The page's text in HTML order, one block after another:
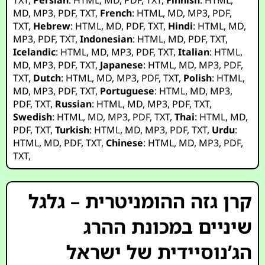
MD, MP3, PDF,TXT, French: HTML, MD, MP3, PDF,
TXT, Hebrew: HTML, MD, PDF,TXT, Hindi: HTML, MD,
MP3, PDF,TXT,Indonesian: HTML, MD, PDF,TXT,
Icelandic: HTML, MD, MP3, PDF,TXT,Italian: HTML,
MD, MP3, PDF,TXT, Japanese: HTML, MD, MP3, PDF,
TXT, Dutch: HTML, MD, MP3, PDF,TXT, Polish: HTML,
MD, MP3, PDF,TXT, Portuguese: HTML, MD, MP3,
PDF,TXT, Russian: HTML, MD, MP3, PDF,TXT,
Swedish: HTML, MD, MP3, PDF,TXT,Thai: HTML, MD,
PDF,TXT,Turkish: HTML, MD, MP3, PDF,TXT, Urdu:
HTML, MD, PDF,TXT,Chinese: HTML, MD, MP3, PDF,
TXT,
קרן גזה ההומניטרית – גלגל
שיניים במכונת ההרג
הג’נוסיידית של ישראל